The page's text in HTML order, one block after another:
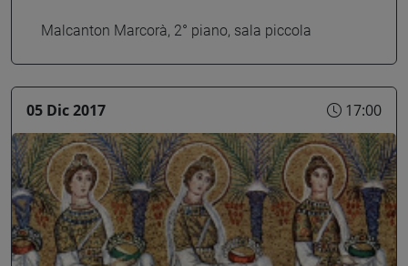
Malcanton Marcorà, 2° piano, sala piccola
05 Dic 2017 17:00